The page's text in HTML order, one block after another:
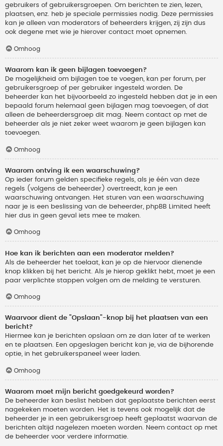
gebruikers of gebruikersgroepen. Om berichten te zien, lezen,
plaatsen, enz. heb je speciale permissies nodig. Deze permissies
kan je alleen van moderators of beheerders krijgen, zij zijn dus
ook degene met wie je hierover contact moet opnemen.
Omhoog
Waarom kan ik geen bijlagen toevoegen?
De mogelijkheid om bijlagen toe te voegen, kan per forum, per
gebruikersgroep of per gebruiker ingesteld worden. De
beheerder kan het bijvoorbeeld zo ingesteld hebben dat je in een
bepaald forum helemaal geen bijlagen mag toevoegen, of dat
alleen de beheerdersgroep dit mag. Neem contact op met de
beheerder als je niet zeker weet waarom je geen bijlagen kan
toevoegen.
Omhoog
Waarom ontving ik een waarschuwing?
Op ieder forum gelden specifieke regels, als je één van deze
regels (volgens de beheerder) overtreedt, kan je een
waarschuwing ontvangen. Het sturen van een waarschuwing
naar je is een beslissing van de beheerder, phpBB Limited heeft
hier dus in geen geval iets mee te maken.
Omhoog
Hoe kan ik berichten aan een moderator melden?
Als de beheerder het toelaat, kan je op de hiervoor dienende
knop klikken bij het bericht. Als je hierop geklikt hebt, moet je een
paar verplichte stappen volgen om de melding te versturen.
Omhoog
Waarvoor dient de "Opslaan"-knop bij het plaatsen van een
bericht?
Hiermee kan je berichten opslaan om ze dan later af te werken
en te plaatsen. Een opgeslagen bericht kan je, via de bijhorende
optie, in het gebruikerspaneel weer laden.
Omhoog
Waarom moet mijn bericht goedgekeurd worden?
De beheerder kan beslist hebben dat geplaatste berichten eerst
nagekeken moeten worden. Het is tevens ook mogelijk dat de
beheerder je in een gebruikersgroep heeft geplaatst waarvan de
berichten altijd nagelezen moeten worden. Neem contact op met
de beheerder voor verdere informatie.